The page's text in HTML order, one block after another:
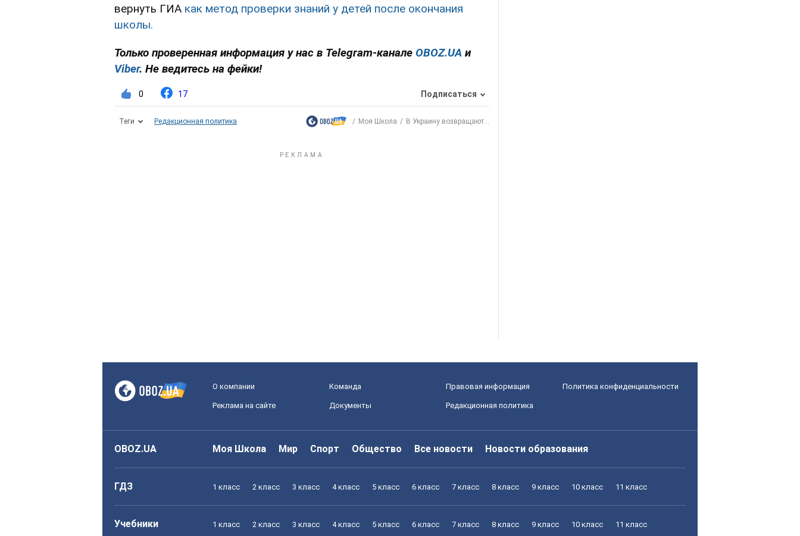
вернуть ГИА как метод проверки знаний у детей после окончания
школы.
Только проверенная информация у нас в Telegram-канале OBOZ.UA и
Viber. Не ведитесь на фейки!
0 17 Подписаться
Теги Редакционная политика Моя Школа В Украину возвращают...
О компании Команда Правовая информация Политика конфиденциальности
Реклама на сайте Документы Редакционная политика
OBOZ.UA Моя Школа Мир Спорт Общество Все новости Новости образования
ГДЗ 1 класс 2 класс 3 класс 4 класс 5 класс 6 класс 7 класс 8 класс 9 класс 10 класс 11 класс
Учебники 1 класс 2 класс 3 класс 4 класс 5 класс 6 класс 7 класс 8 класс 9 класс 10 класс 11 класс